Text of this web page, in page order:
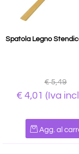
Spatola Legno
€ 5,49
€ 4,01 (Iva
Agg. al